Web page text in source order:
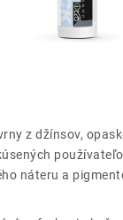
z džínsov,
náteru a